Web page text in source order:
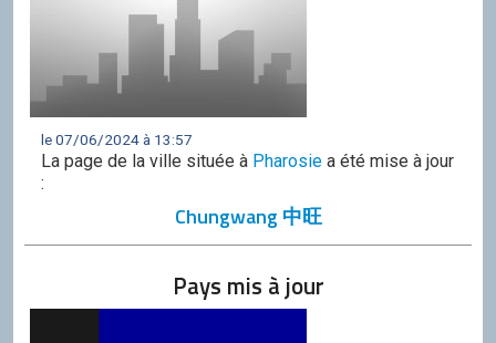
le 07/06/2024 à 13:57
La page de la ville située à Pharosie a été mise à jour
:
Chungwang 中旺
Pays mis à jour